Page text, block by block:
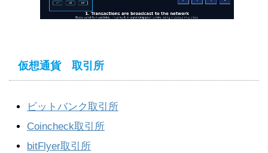
仮想通貨 取引所
ビットバンク取引所
Coincheck取引所
bitFlyer取引所